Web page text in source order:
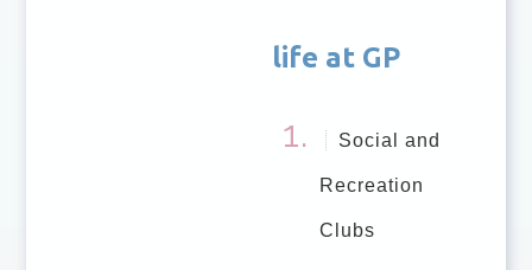
life at GP
Social and
Recreation
Clubs